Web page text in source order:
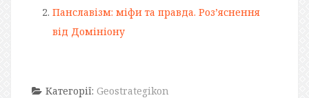
Панславізм: міфи та правда. Роз’яснення
від Домініону
Категорії: Geostrategikon